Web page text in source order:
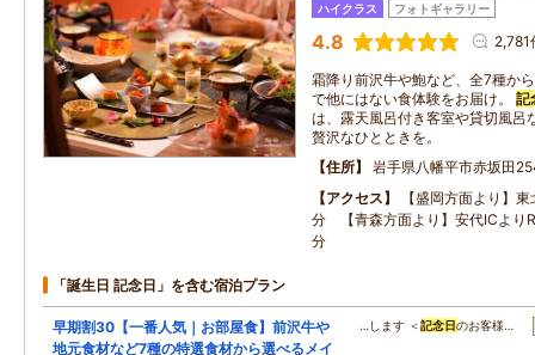
ハイクラス フォトギャラリー
4.8 2,781
霜降り前沢牛や鮑など、全7種か
で他にはない食体験をお届け。 記
は、露天風呂付き客室や貸切風呂
贅沢なひとときを。
住所
岩手県八幡平市赤坂田
アクセス
【盛岡方面より】
分 【青森方面より】安代ICより
分
「誕生日 記念日」を含む宿泊プラン
早期割30【一番人気｜お部屋食】前沢牛や
地元食材など7種の特選食材から選べるメイ
…します ＜記念日のお客様…